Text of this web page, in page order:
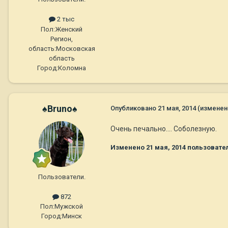
2 тыс
Пол:Женский
Регион,
область:Московская
область
Город:Коломна
♠Bruno♠
Пользователи.
872
Пол:Мужской
Город:Минск
Опубликовано 21 мая, 2014
Очень печально.... Соболезную.
Изменено 21 мая, 2014